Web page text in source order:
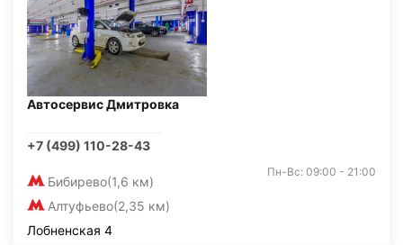
Автосервис Дмитровка
+7 (499) 110-28-43
Бибирево(1,6 км)
Алтуфьево(2,35 км)
Пн-Вс: 09:00 - 21:00
Лобненская 4